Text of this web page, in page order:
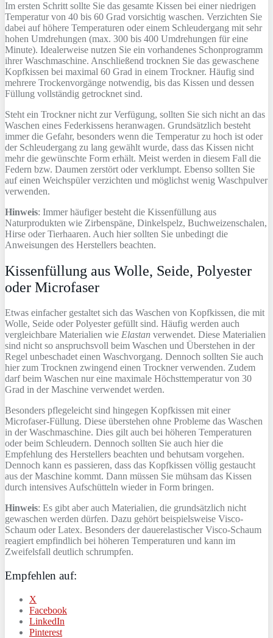
Im ersten Schritt sollte Sie das gesamte Kissen bei einer niedrigen
Temperatur von 40 bis 60 Grad vorsichtig waschen. Verzichten Sie
dabei auf höhere Temperaturen oder einem Schleudergang mit sehr
hohen Umdrehungen (max. 300 bis 400 Umdrehungen für eine
Minute). Idealerweise nutzen Sie ein vorhandenes Schonprogramm
ihrer Waschmaschine. Anschließend trocknen Sie das gewaschene
Kopfkissen bei maximal 60 Grad in einem Trockner. Häufig sind
mehrere Trockenvorgänge notwendig, bis das Kissen und dessen
Füllung vollständig getrocknet sind.
Steht ein Trockner nicht zur Verfügung, sollten Sie sich nicht an das
Waschen eines Federkissens heranwagen. Grundsätzlich besteht
immer die Gefahr, besonders wenn die Temperatur zu hoch ist oder
der Schleudergang zu lang gewählt wurde, dass das Kissen nicht
mehr die gewünschte Form erhält. Meist werden in diesem Fall die
Federn bzw. Daumen zerstört oder verklumpt. Ebenso sollten Sie
auf einen Weichspüler verzichten und möglichst wenig Waschpulver
verwenden.
Hinweis: Immer häufiger besteht die Kissenfüllung aus
Naturprodukten wie Zirbenspäne, Dinkelspelz, Buchweizenschalen,
Hirse oder Tierhaaren. Auch hier sollten Sie unbedingt die
Anweisungen des Herstellers beachten.
Kissenfüllung aus Wolle, Seide, Polyester
oder Microfaser
Etwas einfacher gestaltet sich das Waschen von Kopfkissen, die mit
Wolle, Seide oder Polyester gefüllt sind. Häufig werden auch
vergleichbare Materialien wie Elastan verwendet. Diese Materialien
sind nicht so anspruchsvoll beim Waschen und Überstehen in der
Regel unbeschadet einen Waschvorgang. Dennoch sollten Sie auch
hier zum Trocknen zwingend einen Trockner verwenden. Zudem
darf beim Waschen nur eine maximale Höchsttemperatur von 30
Grad in der Maschine verwendet werden.
Besonders pflegeleicht sind hingegen Kopfkissen mit einer
Microfaser-Füllung. Diese überstehen ohne Probleme das Waschen
in der Waschmaschine. Dies gilt auch bei höheren Temperaturen
oder beim Schleudern. Dennoch sollten Sie auch hier die
Empfehlung des Herstellers beachten und behutsam vorgehen.
Dennoch kann es passieren, dass das Kopfkissen völlig gestaucht
aus der Maschine kommt. Dann müssen Sie mühsam das Kissen
durch intensives Aufschütteln wieder in Form bringen.
Hinweis: Es gibt aber auch Materialien, die grundsätzlich nicht
gewaschen werden dürfen. Dazu gehört beispielsweise Visco-
Schaum oder Latex. Besonders der dauerelastischer Visco-Schaum
reagiert empfindlich bei höheren Temperaturen und kann im
Zweifelsfall deutlich schrumpfen.
Empfehlen auf:
X
Facebook
LinkedIn
Pinterest